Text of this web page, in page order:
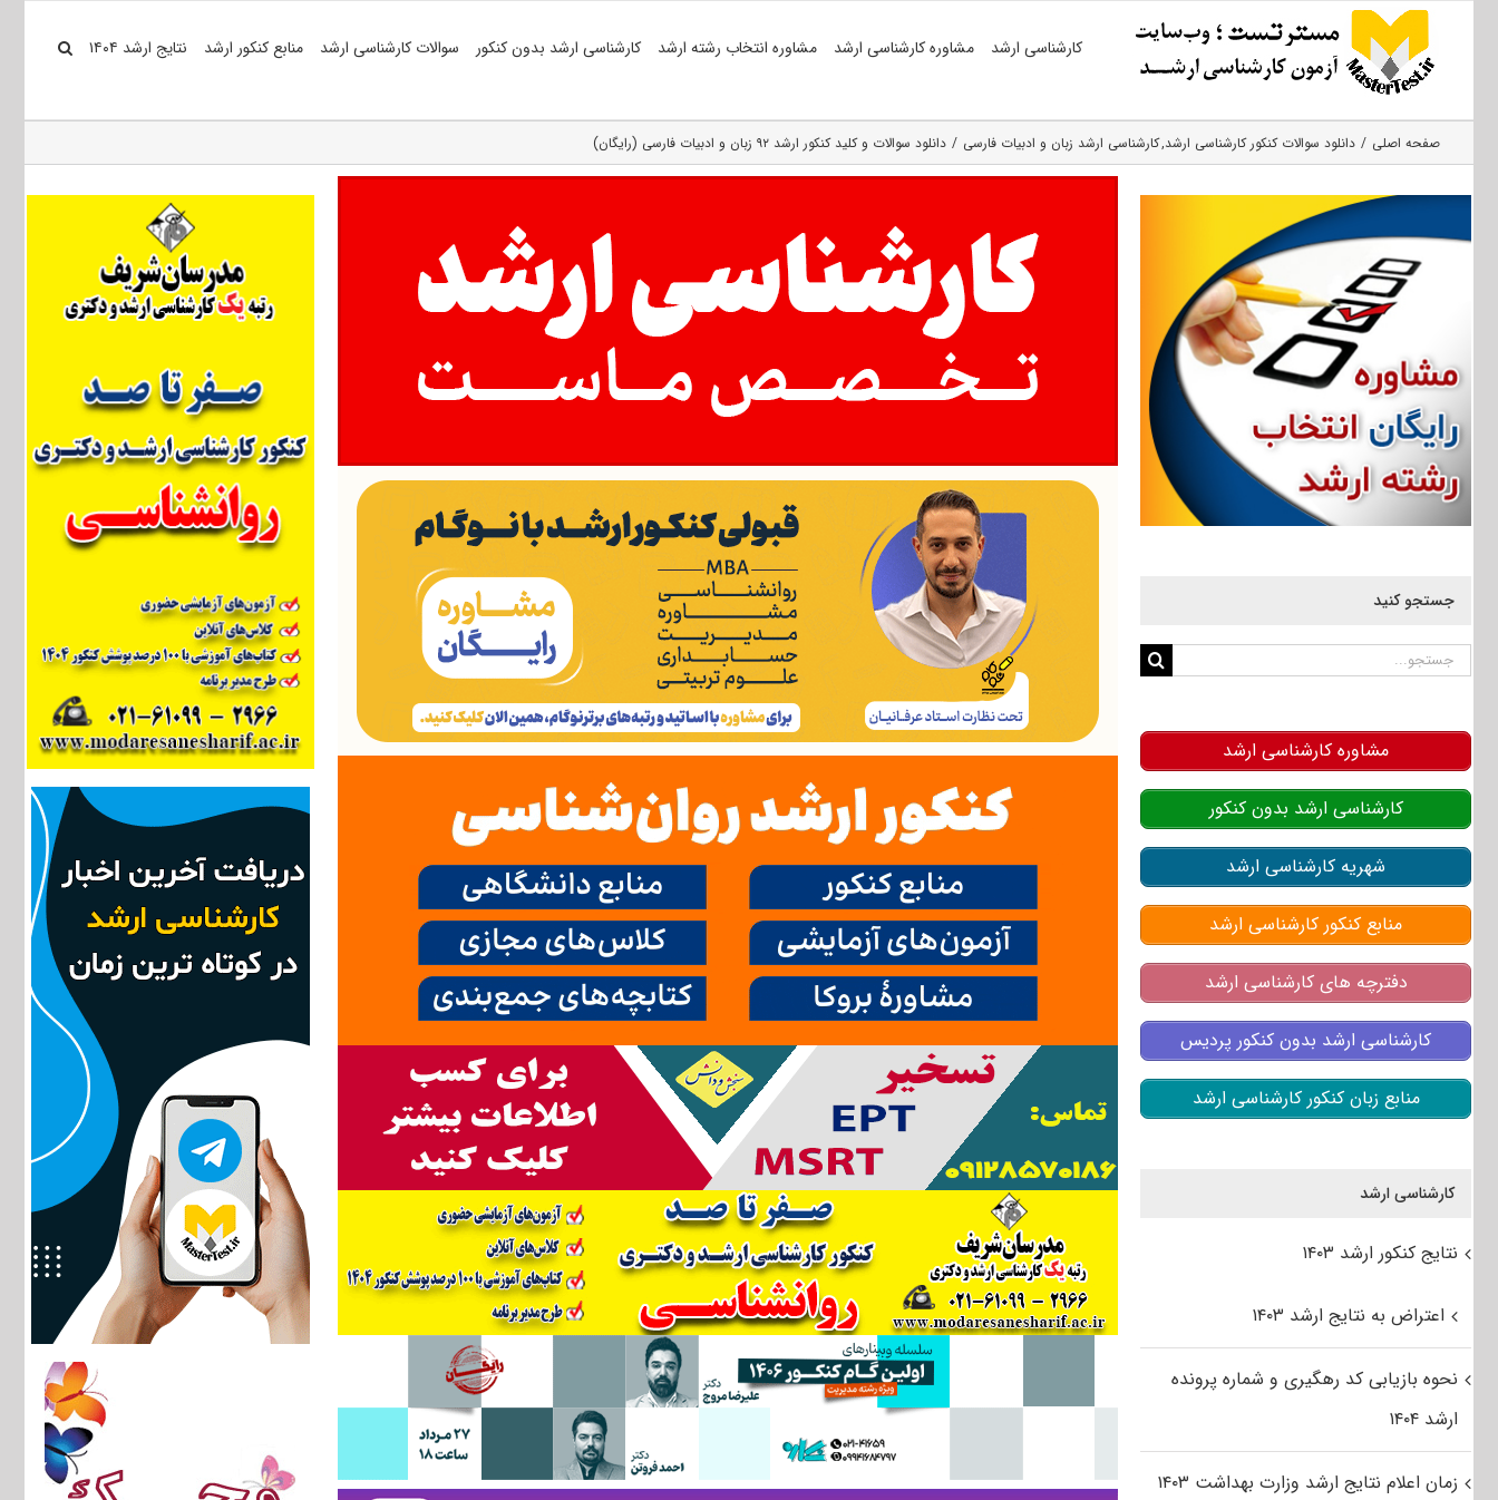
کارشناسی ارشد مشاوره کارشناسی ارشد مشاوره انتخاب رشته ارشد کارشناسی ارشد بدون کنکور سوالات کارشناسی ارشد منابع کنکور ارشد نتایج ارشد ۱۴۰۴
صفحه اصلی دانلود سوالات کنکور کارشناسی ارشد کارشناسی ارشد زبان و ادبیات فارسی دانلود سوالات و کلید کنکور ارشد ۹۲ زبان و ادبیات فارسی (رایگان)
جستجو کنید
جستجو
مشاوره کارشناسی ارشد
کارشناسی ارشد بدون کنکور
شهریه کارشناسی ارشد
منابع کنکور کارشناسی ارشد
دفترچه های کارشناسی ارشد
کارشناسی ارشد بدون کنکور پردیس
منابع زبان کنکور کارشناسی ارشد
کارشناسی ارشد
نتایج کنکور ارشد ۱۴۰۳
اعتراض به نتایج ارشد ۱۴۰۳
نحوه بازیابی کد رهگیری و شماره پرونده
ارشد ۱۴۰۴
زمان اعلام نتایج ارشد وزارت بهداشت ۱۴۰۳